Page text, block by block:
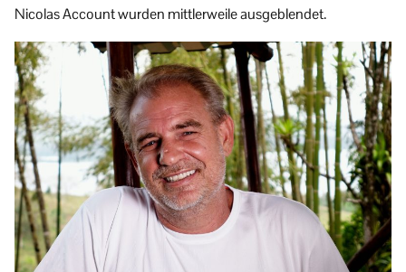
Nicolas Account wurden mittlerweile ausgeblendet.